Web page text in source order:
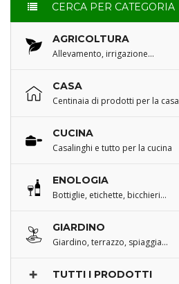
CERCA PER CATEGORIA
AGRICOLTURA
Allevamento, irrigazione…
CASA
Centinaia di prodotti per la casa
CUCINA
Casalinghi e tutto per la cucina
ENOLOGIA
Bottiglie, etichette, bicchieri…
GIARDINO
Giardino, terrazzo, spiaggia…
TUTTI I PRODOTTI